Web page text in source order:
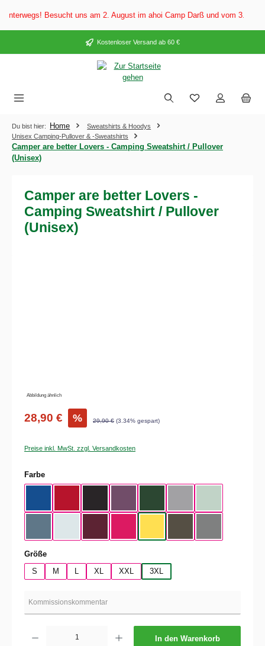
springenBesucht uns am 2. August im ahoi Camp Darß und vom 3. bis 5.
Kostenloser Versand ab 60 €
Du bist hier: Home
Sweatshirts & Hoodys
Unisex Camping-Pullover & -Sweatshirts
Camper are better Lovers - Camping Sweatshirt / Pullover
(Unisex)
Camper are better Lovers -
Camping Sweatshirt / Pullover
(Unisex)
Abbildung ähnlich
28,90 € % 29,90 € (3.34% gespart)
Preise inkl. MwSt. zzgl. Versandkosten
Farbeauswählen
Größeauswählen
S
M XL XXL 3XL
In den Warenkorb